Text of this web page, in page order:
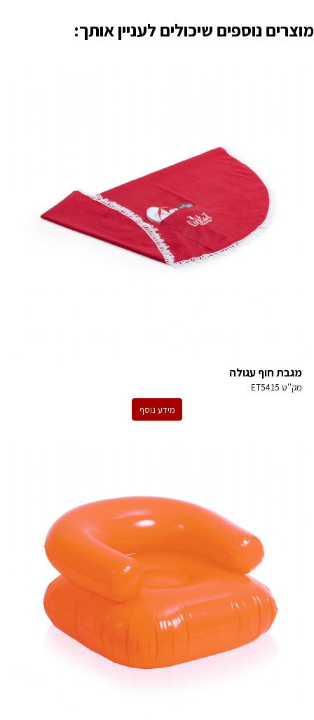
מוצרים נוספים שיכולים לעניין אותך:
מגבת חוף עגולה
מק''ט ET5415
מידע נוסף